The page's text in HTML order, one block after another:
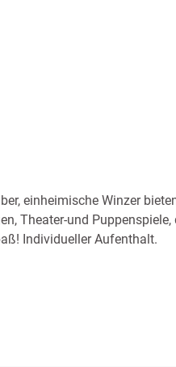
einheimische Winzer
Theater-und
Individueller Aufenthalt.